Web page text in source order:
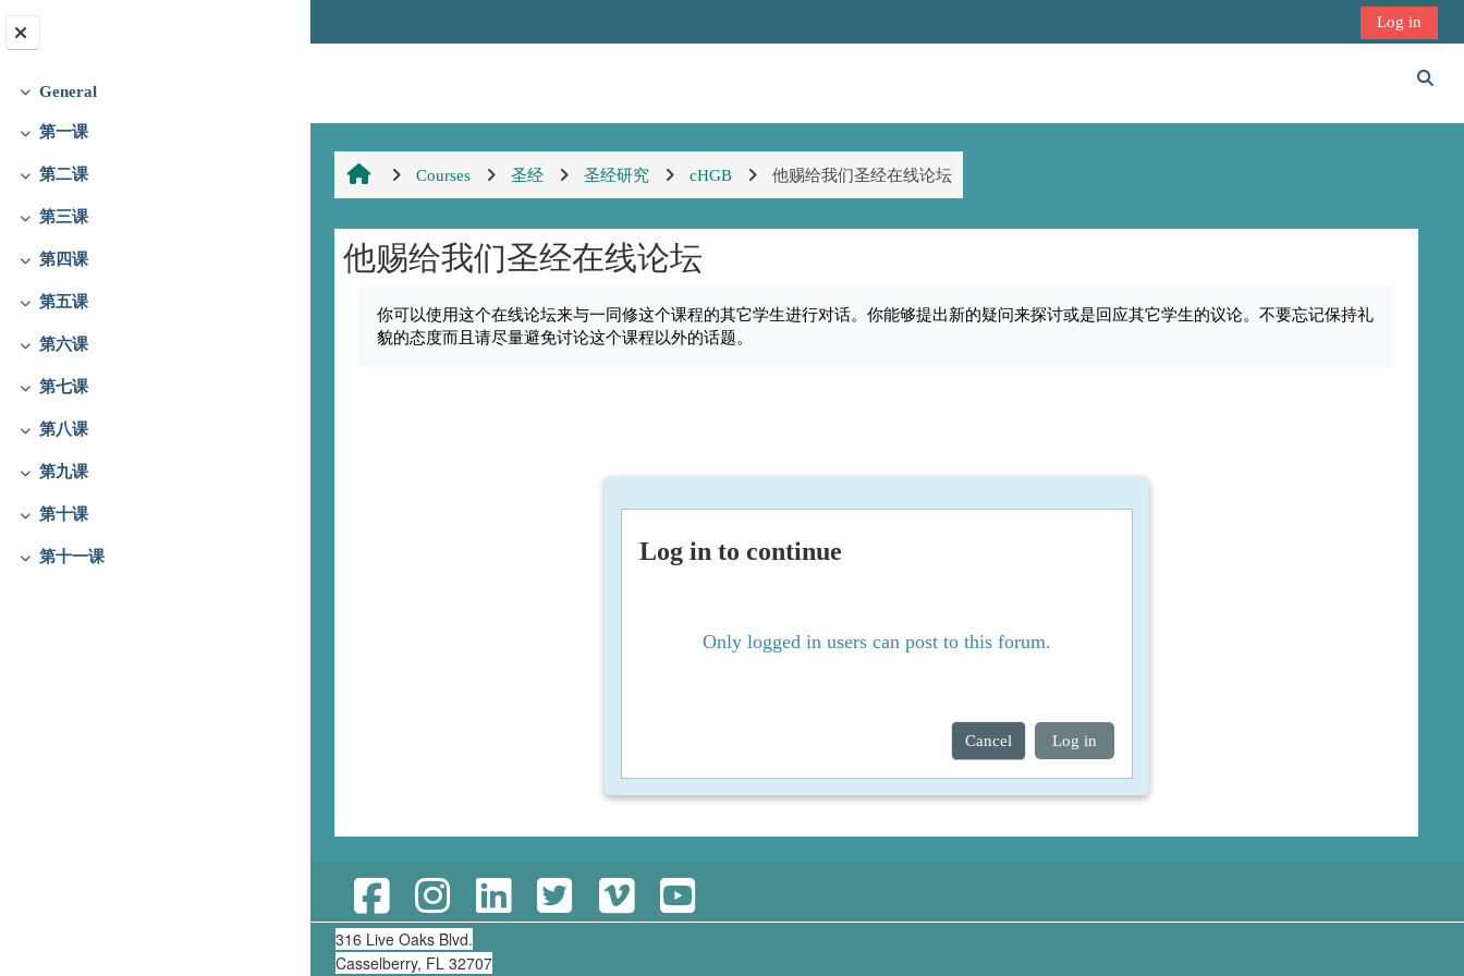
Collapse
General
Collapse
第一课
Collapse
第二课
Collapse
第三课
Collapse
第四课
Collapse
第五课
Collapse
第六课
Collapse
第七课
Collapse
第八课
Collapse
第九课
Collapse
第十课
Collapse
第十一课
Log in
Courses 圣经 圣经研究 cHGB 他赐给我们圣经在线论坛
他赐给我们圣经在线论坛
你可以使用这个在线论坛来与一同修这个课程的其它学生进行对话。你能够提出新的疑问来探讨或是回应其它学生的议论。不要忘记保持礼
貌的态度而且请尽量避免讨论这个课程以外的话题。
Log in to continue
Only logged in users can post to this forum.
Cancel Log in
316 Live Oaks Blvd.
Casselberry, FL 32707